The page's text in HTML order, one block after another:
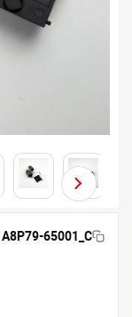
A8P79-65001_C